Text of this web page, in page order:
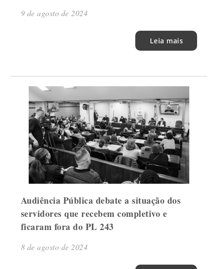
9 de agosto de 2024
Leia mais
Audiência Pública debate a situação dos
servidores que recebem completivo e
ficaram fora do PL 243
8 de agosto de 2024